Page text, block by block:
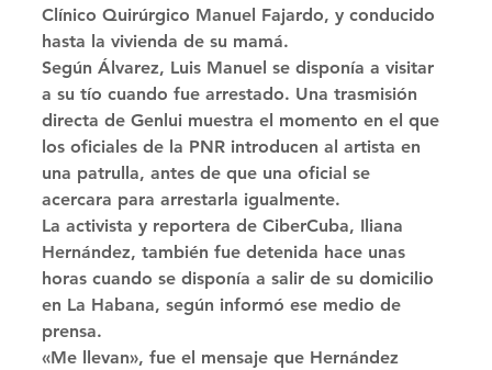
Clínico Quirúrgico Manuel Fajardo, y conducido
hasta la vivienda de su mamá.
Según Álvarez, Luis Manuel se disponía a visitar
a su tío cuando fue arrestado. Una trasmisión
directa de Genlui muestra el momento en el que
los oficiales de la PNR introducen al artista en
una patrulla, antes de que una oficial se
acercara para arrestarla igualmente.
La activista y reportera de CiberCuba, Iliana
Hernández, también fue detenida hace unas
horas cuando se disponía a salir de su domicilio
en La Habana, según informó ese medio de
prensa.
«Me llevan», fue el mensaje que Hernández